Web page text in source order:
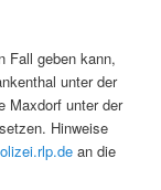
Fall geben kann,
unter der
Maxdorf unter der
Hinweise
an die